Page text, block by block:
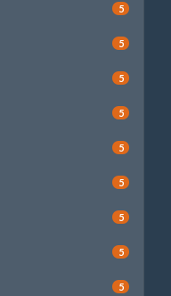
5
5
5
5
5
5
5
5
5